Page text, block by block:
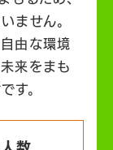
ません。
由な環境
来をまも
す。